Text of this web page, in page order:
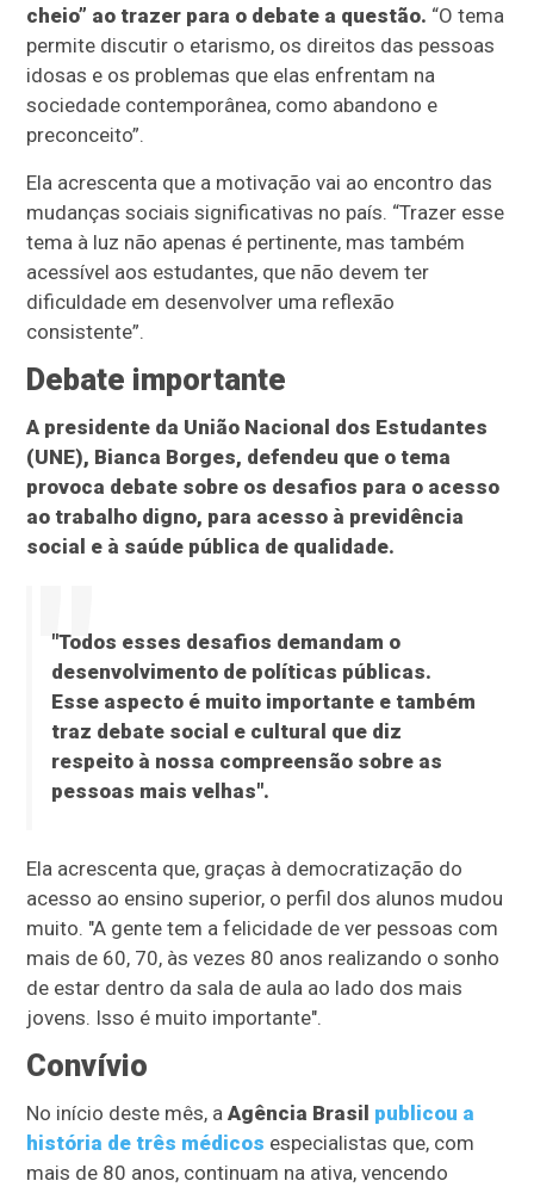
cheio” ao trazer para o debate a questão. “O tema
permite discutir o etarismo, os direitos das pessoas
idosas e os problemas que elas enfrentam na
sociedade contemporânea, como abandono e
preconceito”.
Ela acrescenta que a motivação vai ao encontro das
mudanças sociais significativas no país. “Trazer esse
tema à luz não apenas é pertinente, mas também
acessível aos estudantes, que não devem ter
dificuldade em desenvolver uma reflexão
consistente”.
Debate importante
A presidente da União Nacional dos Estudantes
(UNE), Bianca Borges, defendeu que o tema
provoca debate sobre os desafios para o acesso
ao trabalho digno, para acesso à previdência
social e à saúde pública de qualidade.
"Todos esses desafios demandam o
desenvolvimento de políticas públicas.
Esse aspecto é muito importante e também
traz debate social e cultural que diz
respeito à nossa compreensão sobre as
pessoas mais velhas".
Ela acrescenta que, graças à democratização do
acesso ao ensino superior, o perfil dos alunos mudou
muito. "A gente tem a felicidade de ver pessoas com
mais de 60, 70, às vezes 80 anos realizando o sonho
de estar dentro da sala de aula ao lado dos mais
jovens. Isso é muito importante".
Convívio
No início deste mês, aAgência Brasil publicou a
história de três médicos especialistas que, com
mais de 80 anos, continuam na ativa, vencendo